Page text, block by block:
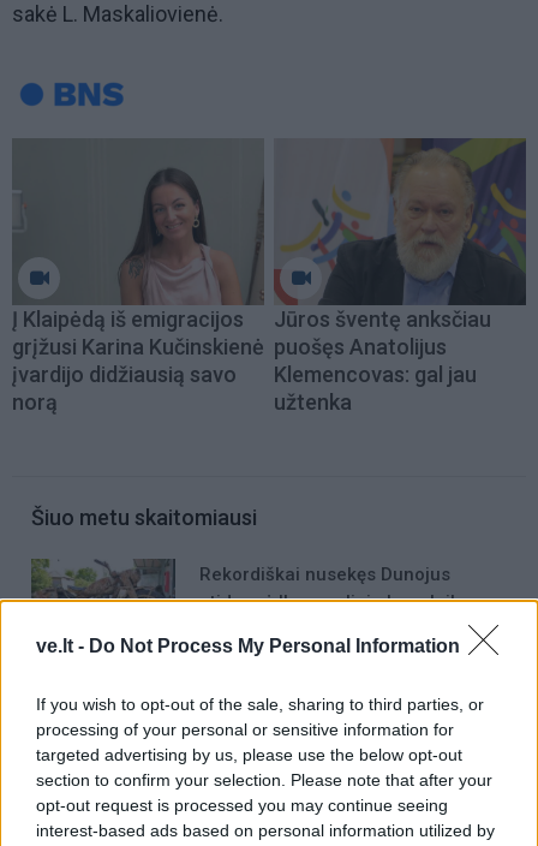
ve.lt - Do Not Process My Personal Information
If you wish to opt-out of the sale, sharing to third parties, or
processing of your personal or sensitive information for
targeted advertising by us, please use the below opt-out
section to confirm your selection. Please note that after your
opt-out request is processed you may continue seeing
interest-based ads based on personal information utilized by
sakė L. Maskaliovienė.
Į Klaipėdą iš emigracijos
grįžusi Karina Kučinskienė
įvardijo didžiausią savo
norą
Jūros šventę anksčiau
puošęs Anatolijus
Klemencovas: gal jau
užtenka
Šiuo metu skaitomiausi
Rekordiškai nusekęs Dunojus
atidengė II pasaulinio karo laikų
vaidmenys išliks Lietuvos teatro
istorijoje“
„Fūristas“ į judrią sankryžą įlėkė „ant
rankinio“: vilkiko puspriekabės ratai
pakilo į orą